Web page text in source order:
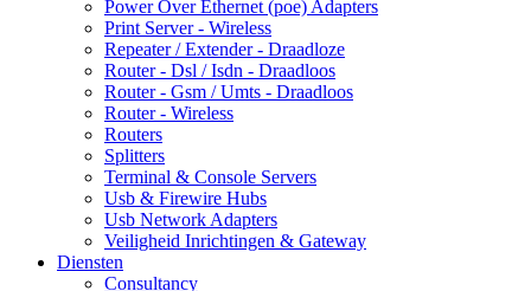
Power Over Ethernet (poe) Adapters
Print Server - Wireless
Repeater / Extender - Draadloze
Router - Dsl / Isdn - Draadloos
Router - Gsm / Umts - Draadloos
Router - Wireless
Routers
Splitters
Terminal & Console Servers
Usb & Firewire Hubs
Usb Network Adapters
Veiligheid Inrichtingen & Gateway
Diensten
Consultancy